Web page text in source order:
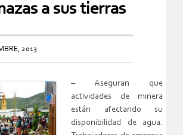
a sus tierras
2013
– Aseguran que
actividades de minera
están afectando su
disponibilidad de agua.